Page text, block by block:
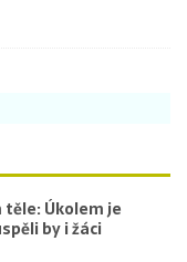
těle: Úkolem je
by i žáci